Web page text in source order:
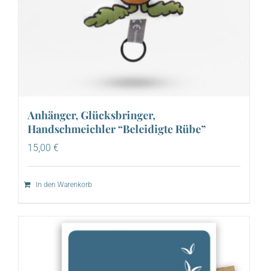
Anhänger, Glücksbringer,
Handschmeichler “Beleidigte Rübe”
15,00 €
In den Warenkorb